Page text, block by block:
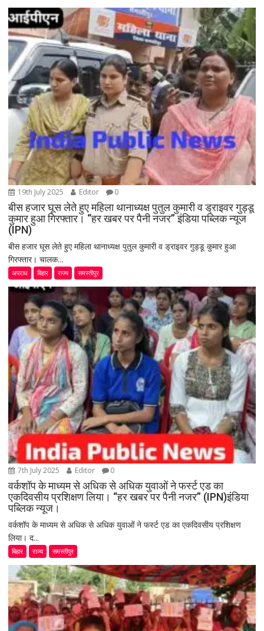
19th July 2025 Editor 0
बीस हजार घूस लेते हुए महिला थानाध्यक्ष पुतुल कुमारी व ड्राइवर गुड्डू
कुमार हुआ गिरफ्तार। “हर खबर पर पैनी नजर” इंडिया पब्लिक न्यूज
(IPN)
बीस हजार घूस लेते हुए महिला थानाध्यक्ष पुतुल कुमारी व ड्राइवर गुड्डू कुमार हुआ
गिरफ्तार। चालक...
अपराध बिहार राज्य समस्तीपुर
7th July 2025 Editor 0
वर्कशॉप के माध्यम से अधिक से अधिक युवाओं ने फर्स्ट एड का
एकदिवसीय प्रशिक्षण लिया। “हर खबर पर पैनी नजर” (IPN)इंडिया
पब्लिक न्यूज।
वर्कशॉप के माध्यम से अधिक से अधिक युवाओं ने फर्स्ट एड का एकदिवसीय प्रशिक्षण
लिया। द...
बिहार राज्य समस्तीपुर